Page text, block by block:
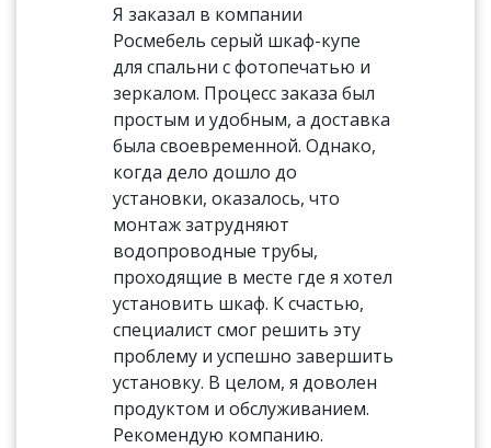
Я заказал в компании
Росмебель серый шкаф-купе
для спальни с фотопечатью и
зеркалом. Процесс заказа был
простым и удобным, а доставка
была своевременной. Однако,
когда дело дошло до
установки, оказалось, что
монтаж затрудняют
водопроводные трубы,
проходящие в месте где я хотел
установить шкаф. К счастью,
специалист смог решить эту
проблему и успешно завершить
установку. В целом, я доволен
продуктом и обслуживанием.
Рекомендую компанию.